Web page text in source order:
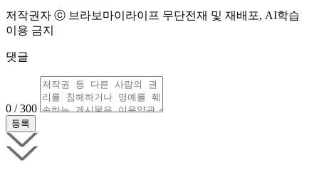
저작권자 ⓒ 브라보마이라이프 무단전재 및 재배포, AI학습
이용 금지
댓글
0 / 300